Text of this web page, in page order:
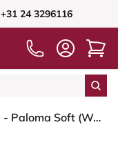
+31 24 3296116
HÅG Capisco 8106 - Paloma Soft (Wollsdorf) - Skóra półanilinowa - PL56100 Black - Silver - 200 mm (seat height 46-64cm) - Glides